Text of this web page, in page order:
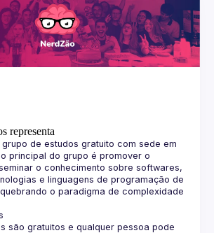
representa
grupo de estudos gratuito com sede em
principal do grupo é promover o
o conhecimento sobre softwares,
e linguagens de programação de
o paradigma de complexidade
são gratuitos e qualquer pessoa pode